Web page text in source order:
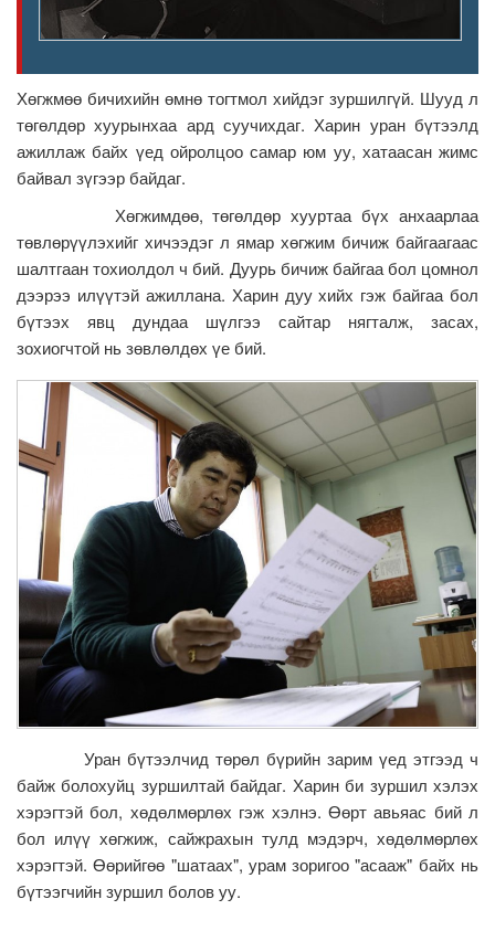
Хөгжмөө бичихийн өмнө тогтмол хийдэг зуршилгүй. Шууд л
төгөлдөр хуурынхаа ард суучихдаг. Харин уран бүтээлд
ажиллаж байх үед ойролцоо самар юм уу, хатаасан жимс
байвал зүгээр байдаг.
Хөгжимдөө, төгөлдөр хууртаа бүх анхаарлаа
төвлөрүүлэхийг хичээдэг л ямар хөгжим бичиж байгаагаас
шалтгаан тохиолдол ч бий. Дуурь бичиж байгаа бол цомнол
дээрээ илүүтэй ажиллана. Харин дуу хийх гэж байгаа бол
бүтээх явц дундаа шүлгээ сайтар нягталж, засах,
зохиогчтой нь зөвлөлдөх үе бий.
Уран бүтээлчид төрөл бүрийн зарим үед этгээд ч
байж болохуйц зуршилтай байдаг. Харин би зуршил хэлэх
хэрэгтэй бол, хөдөлмөрлөх гэж хэлнэ. Өөрт авьяас бий л
бол илүү хөгжиж, сайжрахын тулд мэдэрч, хөдөлмөрлөх
хэрэгтэй. Өөрийгөө "шатаах", урам зоригоо "асааж" байх нь
бүтээгчийн зуршил болов уу.